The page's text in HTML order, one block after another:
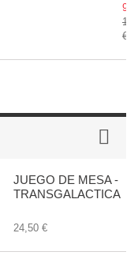
€
JUEGO DE MESA -
TRANSGALACTICA
24,50 €